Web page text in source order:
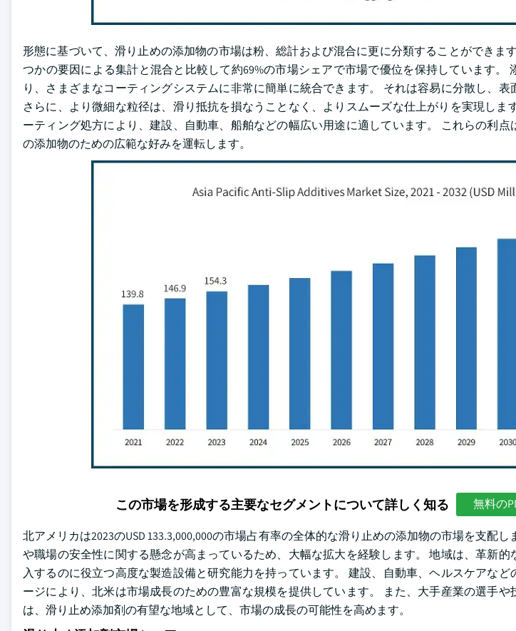
形態に基づいて、滑り止めの添加物の市場は粉、総計および混合に更に分類することができま
つかの要因による集計と混合と比較して約69%の市場シェアで市場で優位を保持しています。
り、さまざまなコーティングシステムに非常に簡単に統合できます。 それは容易に分散し、表
さらに、より微細な粒径は、滑り抵抗を損なうことなく、よりスムーズな仕上がりを実現しま
ーティング処方により、建設、自動車、船舶などの幅広い用途に適しています。 これらの利
の添加物のための広範な好みを運転します。
この市場を形成する主要なセグメントについて詳しく知る 無料の
北アメリカは2023のUSD 133.3,000,000の市場占有率の全体的な滑り止めの添加物の市場を支配
や職場の安全性に関する懸念が高まっているため、大幅な拡大を経験します。 地域は、革新
入するのに役立つ高度な製造設備と研究能力を持っています。 建設、自動車、ヘルスケアな
ージにより、北米は市場成長のための豊富な規模を提供しています。 また、大手産業の選手
は、滑り止め添加剤の有望な地域として、市場の成長の可能性を高めます。